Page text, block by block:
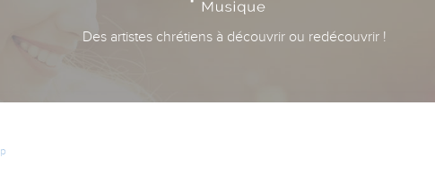
Des artistes chrétiens à découvrir ou redécouvrir !